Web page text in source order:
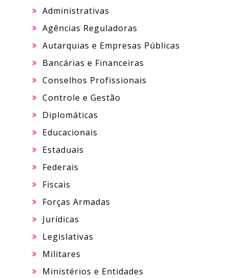
Administrativas
Agências Reguladoras
Autarquias e Empresas Públicas
Bancárias e Financeiras
Conselhos Profissionais
Controle e Gestão
Diplomáticas
Educacionais
Estaduais
Federais
Fiscais
Forças Armadas
Jurídicas
Legislativas
Militares
Ministérios e Entidades